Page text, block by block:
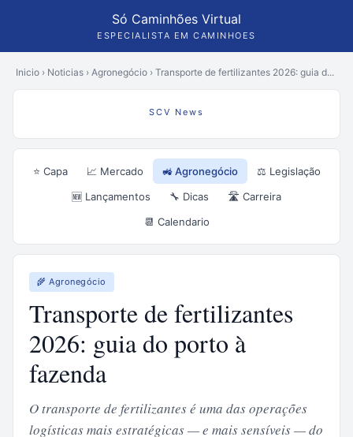
Só Caminhões Virtual
ESPECIALISTA EM CAMINHOES
Inicio › Noticias › Agronegócio › Transporte de fertilizantes 2026: guia d...
SCV News
⭐ Capa 📈 Mercado 🚜 Agronegócio
⚖️ Legislação
🆕 Lançamentos
🔧 Dicas
🛣️ Carreira
📆 Calendario
🌾 Agronegócio
Transporte de fertilizantes
2026: guia do porto à
fazenda
O transporte de fertilizantes é uma das operações
logísticas mais estratégicas — e mais sensíveis — do